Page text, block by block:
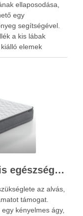
ellaposodása,
egy
segítségével.
a kis lábak
elemek
és
Az alvás szerepe a mentális egészségben: Hogyan segíthet egy jó matrac?
az alvás,
támogat.
kényelmes ágy,